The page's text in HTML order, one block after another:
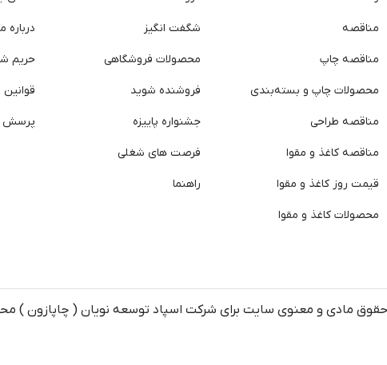
مناقصه
مناقصه چاپ
محصولات چاپ و بسته‌بندی
مناقصه طراحی
مناقصه کاغذ و مقوا
قیمت روز کاغذ و مقوا
محصولات کاغذ و مقوا
شگفت انگیز
محصولات فروشگاهی
فروشنده شوید
جشنواره پاییزه
فرصت های شغلی
راهنما
درباره
حریم
پرسش
حقوق مادی و معنوی سایت برای شرکت اسپاد توسعه نویان ( چاپازون )